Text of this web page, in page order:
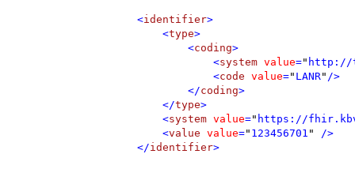
<identifier>
<type>
<coding>
<system value=" http://
<code value=" LANR" />
</coding>
</type>
<system value=" https://
<value value=" 123456701 "
/>
</identifier>